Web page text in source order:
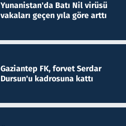
Yunanistan'da Batı Nil virüsü
vakaları geçen yıla göre arttı
Gaziantep FK, forvet Serdar
Dursun'u kadrosuna kattı